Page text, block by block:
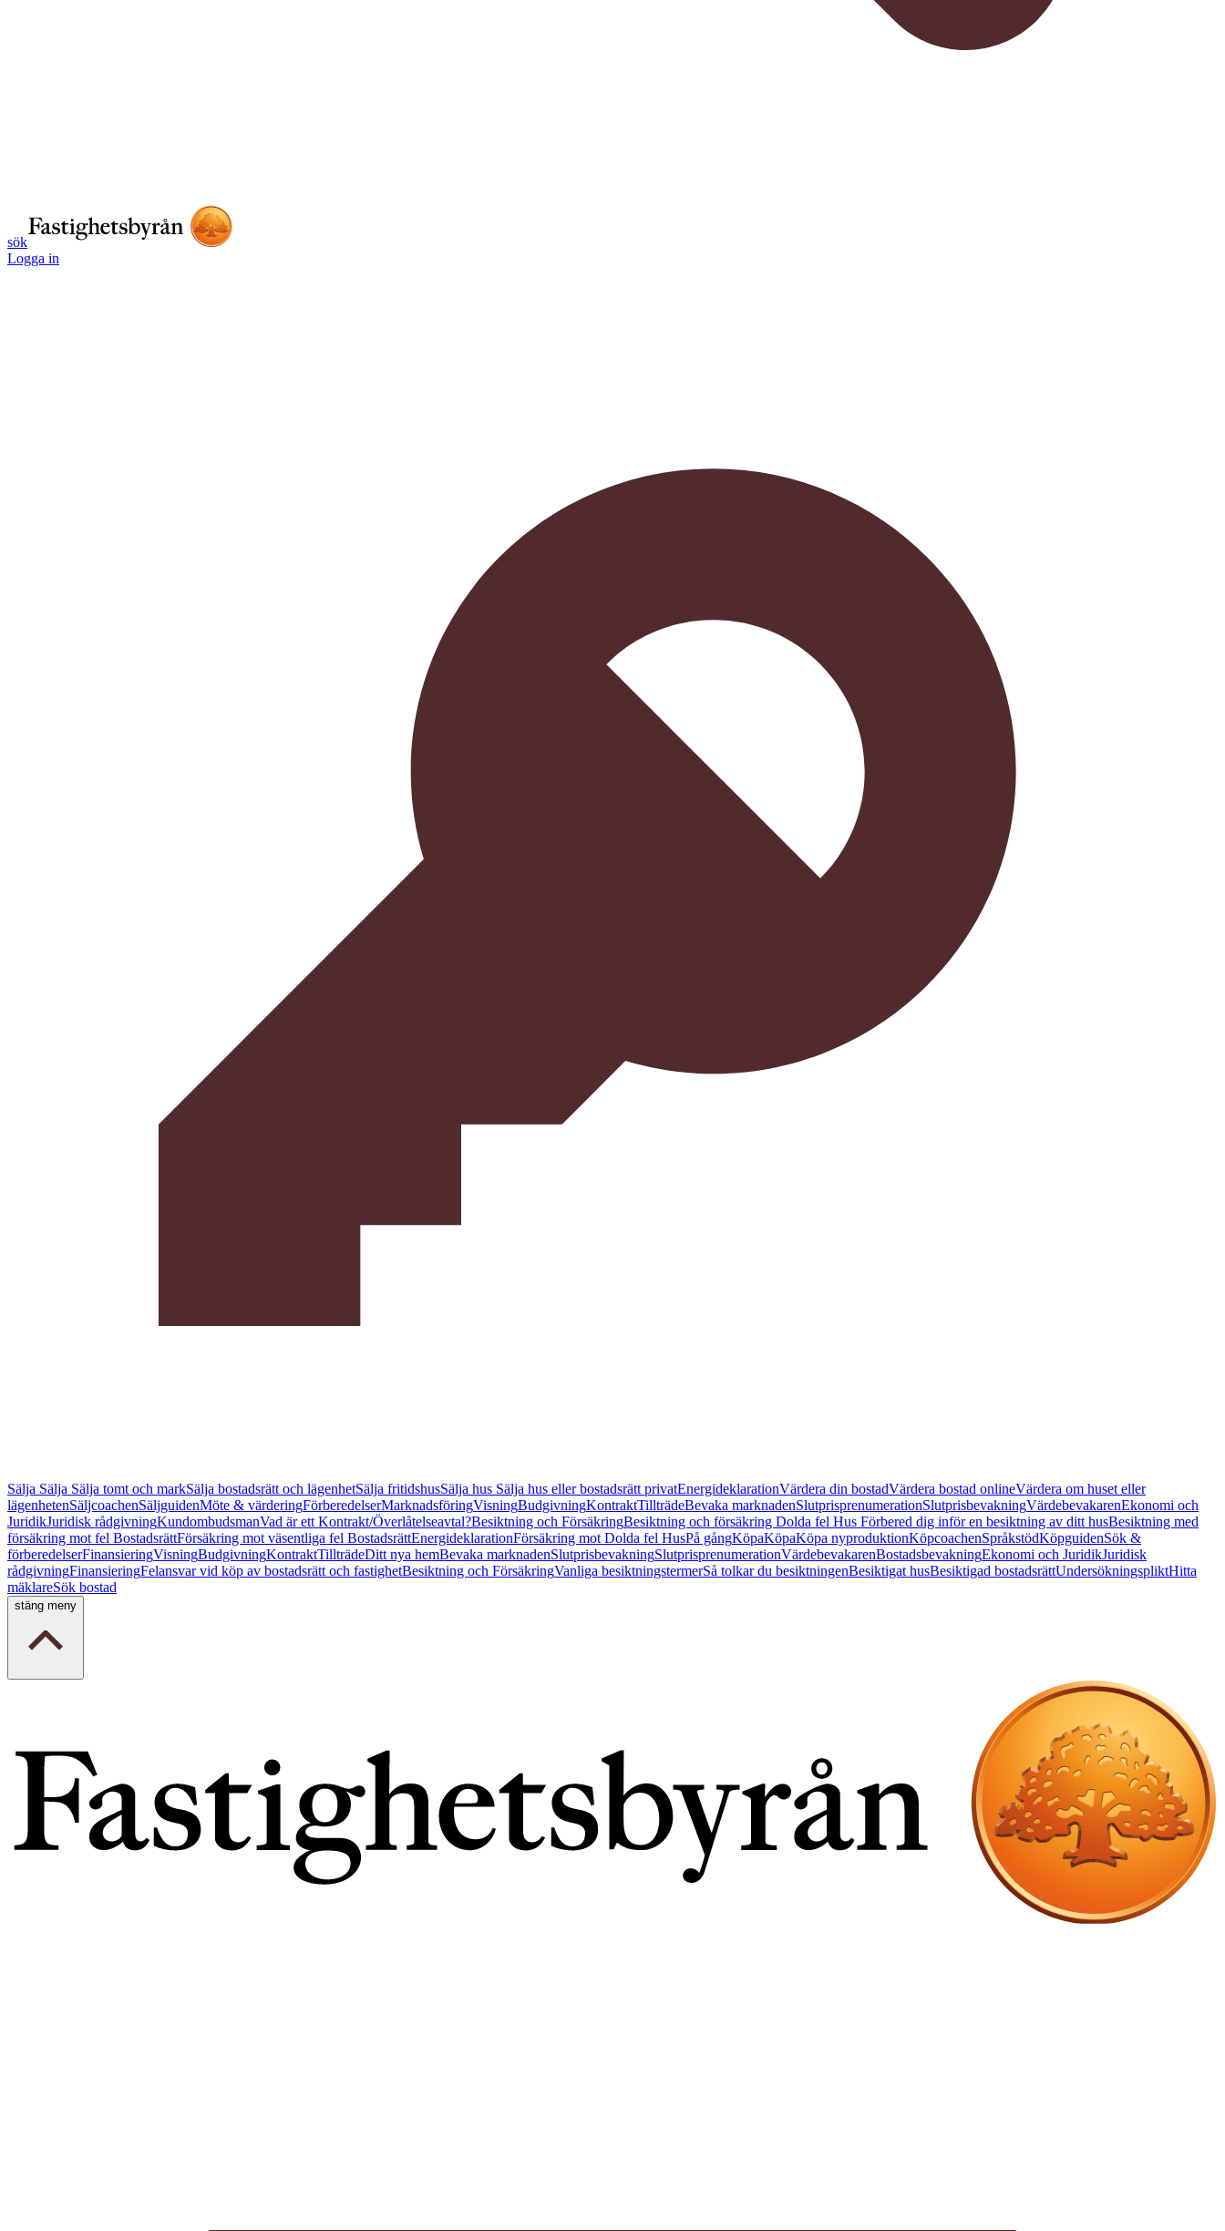
sök
Logga in
Sälja Sälja Sälja tomt och markSälja bostadsrätt och lägenhetSälja fritidshusSälja hus Sälja hus eller bostadsrätt privatEnergideklarationVärdera din bostadVärdera bostad onlineVärdera om huset eller
lägenhetenSäljcoachenSäljguidenMöte & värderingFörberedelserMarknadsföringVisningBudgivningKontraktTillträdeBevaka marknadenSlutprisprenumerationSlutprisbevakningVärdebevakarenEkonomi och
JuridikJuridisk rådgivningKundombudsmanVad är ett Kontrakt/Överlåtelseavtal?Besiktning och FörsäkringBesiktning och försäkring Dolda fel Hus Förbered dig inför en besiktning av ditt husBesiktning med
försäkring mot fel BostadsrättFörsäkring mot väsentliga fel BostadsrättEnergideklarationFörsäkring mot Dolda fel HusPå gångKöpaKöpaKöpa nyproduktionKöpcoachenSpråkstödKöpguidenSök &
förberedelserFinansieringVisningBudgivningKontraktTillträdeDitt nya hemBevaka marknadenSlutprisbevakningSlutprisprenumerationVärdebevakarenBostadsbevakningEkonomi och JuridikJuridisk
rådgivningFinansieringFelansvar vid köp av bostadsrätt och fastighetBesiktning och FörsäkringVanliga besiktningstermerSå tolkar du besiktningenBesiktigat husBesiktigad bostadsrättUndersökningspliktHitta
mäklareSök bostad
stäng meny